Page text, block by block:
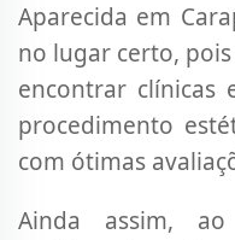
Aparecida em
no lugar certo,
encontrar clínicas
procedimento
com ótimas
Ainda assim, ao